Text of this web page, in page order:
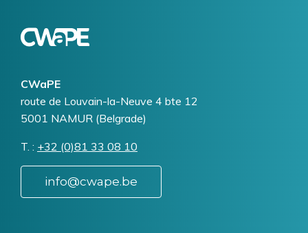
CWaPE
Addresse
route de Louvain-la-Neuve 4 bte 12
5001 NAMUR (Belgrade)
T. Téléphone
+32 (0)81 33 08 10
info@cwape.be